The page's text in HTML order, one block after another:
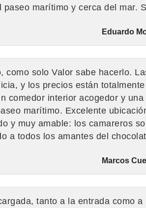
marítimo y cerca del mar.
Eduardo
como solo Valor sabe hacerlo.
y los precios están
comedor interior acogedor y una
marítimo. Excelente
y muy amable: los camareros
a todos los amantes del
Marcos
tanto a la entrada como a